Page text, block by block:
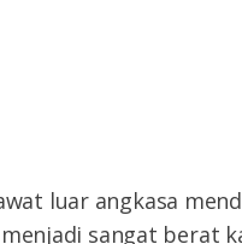
luar angkasa
sangat berat